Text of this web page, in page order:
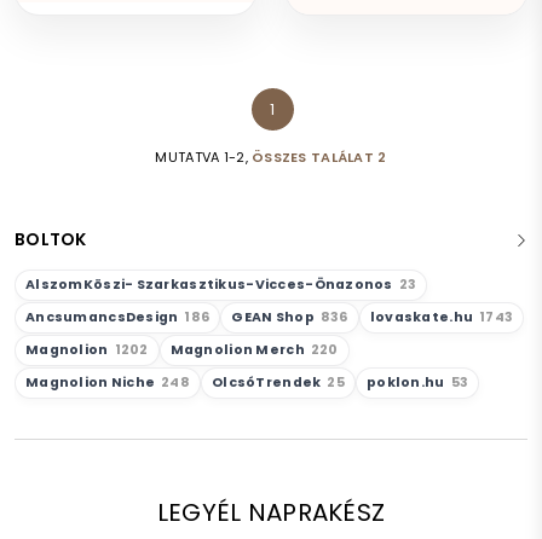
BOLTOK
AlszomKöszi- Szarkasztikus-Vicces-Önazonos 23
AncsumancsDesign 186 GEAN Shop 836 lovaskate.hu 1743
Magnolion 1202 Magnolion Merch 220
Magnolion Niche 248 OlcsóTrendek 25 poklon.hu 53
MUTATVA 1-2, ÖSSZES TALÁLAT 2
1
LEGYÉL NAPRAKÉSZ